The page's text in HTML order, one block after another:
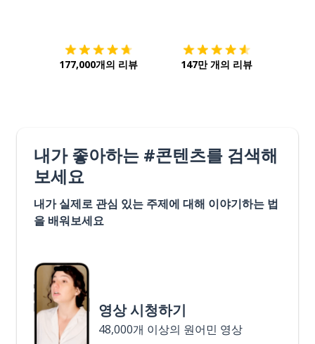
177,000개의 리뷰 147만 개의 리뷰
내가 좋아하는 #콘텐츠를 검색해
보세요
내가 실제로 관심 있는 주제에 대해 이야기하는 법
을 배워보세요
영상 시청하기
48,000개 이상의 원어민 영상